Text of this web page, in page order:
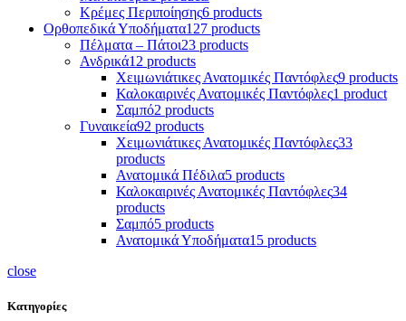
Κρέμες Περιποίησης6 products
Ορθοπεδικά Υποδήματα127 products
Πέλματα – Πάτοι23 products
Ανδρικά12 products
Χειμωνιάτικες Ανατομικές Παντόφλες9 products
Καλοκαιρινές Ανατομικές Παντόφλες1 product
Σαμπό2 products
Γυναικεία92 products
Χειμωνιάτικες Ανατομικές Παντόφλες33
products
Ανατομικά Πέδιλα5 products
Καλοκαιρινές Ανατομικές Παντόφλες34
products
Σαμπό5 products
Ανατομικά Υποδήματα15 products
close
Κατηγορίες